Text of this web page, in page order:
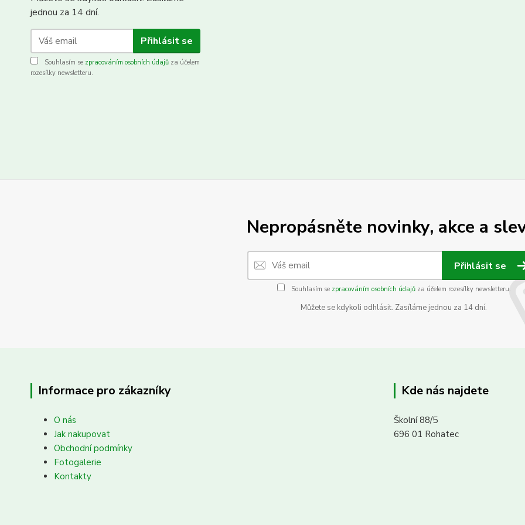
jednou za 14 dní.
Přihlásit se
Souhlasím se zpracováním osobních údajů za účelem
rozesílky newsletteru.
Nepropásněte novinky, akce a
Přihlásit se
Souhlasím se zpracováním osobních údajůza účelem rozesílky newsletteru.
Můžete se kdykoli odhlásit. Zasíláme jednou za 14 dní.
Informace pro zákazníky
O nás
Jak nakupovat
Obchodní podmínky
Fotogalerie
Kontakty
Kde nás najdete
Školní 88/5
696 01 Rohatec